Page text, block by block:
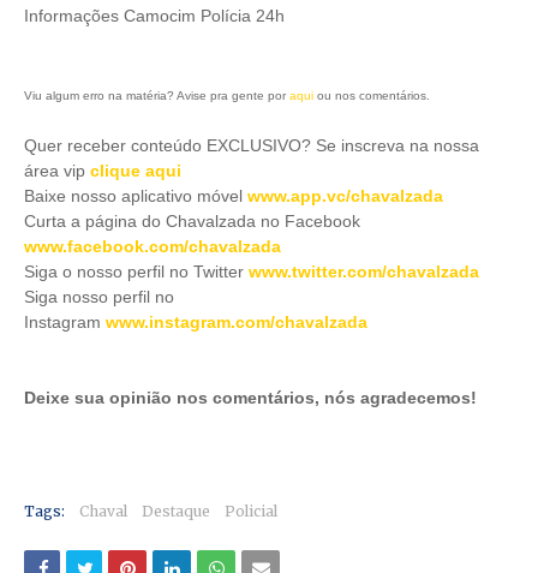
Informações Camocim Polícia 24h
Viu algum erro na matéria? Avise pra gente por aqui ou nos comentários.
Quer receber conteúdo EXCLUSIVO? Se inscreva na nossa
área vip clique aqui
Baixe nosso aplicativo móvel www.app.vc/chavalzada
Curta a página do Chavalzada no Facebook
www.facebook.com/chavalzada
Siga o nosso perfil no Twitter www.twitter.com/chavalzada
Siga nosso perfil no
Instagram www.instagram.com/chavalzada
Deixe sua opinião nos comentários, nós agradecemos!
Tags: Chaval Destaque Policial